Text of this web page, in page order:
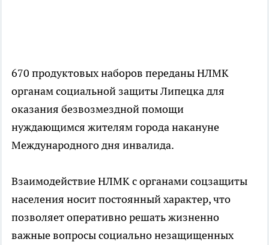
670 продуктовых наборов переданы НЛМК
органам социальной защиты Липецка для
оказания безвозмездной помощи
нуждающимся жителям города накануне
Международного дня инвалида.
Взаимодействие НЛМК с органами соцзащиты
населения носит постоянный характер, что
позволяет оперативно решать жизненно
важные вопросы социально незащищенных